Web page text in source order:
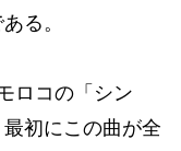
る。
ロコの「シン
初にこの曲が全